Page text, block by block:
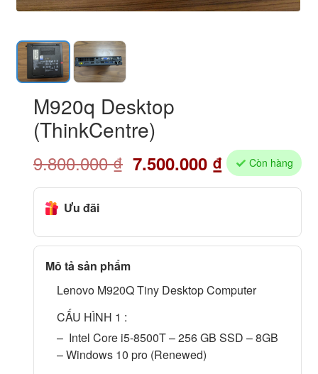
M920q Desktop
(ThinkCentre)
9.800.000₫ 7.500.000 ₫ Còn hàng
Ưu đãi
Mô tả sản phẩm
Lenovo M920Q Tiny Desktop Computer
CẤU HÌNH 1 :
– Intel Core i5-8500T – 256 GB SSD – 8GB
– Windows 10 pro (Renewed)